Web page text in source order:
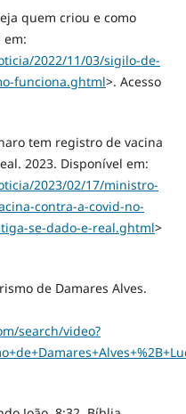
quem criou e como
em:
2022/11/03/sigilo-de-
funciona.ghtml>. Acesso
tem registro de vacina
2023. Disponível em:
2023/02/17/ministro-
contra-a-covid-no-
se-dado-e-real.ghtml>
de Damares Alves.
search/video?